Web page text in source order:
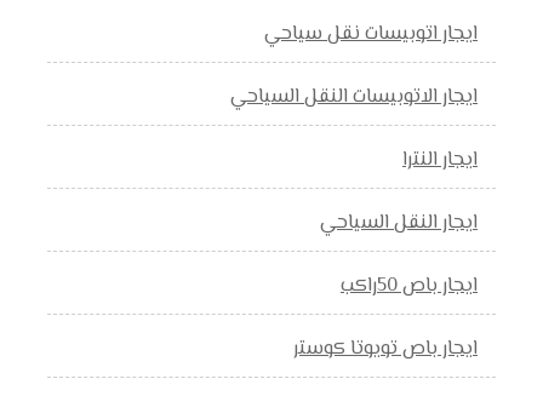
ايجار اتوبيسات نقل سياحي
ايجار الاتوبيسات النقل السياحي
ايجار النترا
ايجار النقل السياحي
ايجار باص 50راكب
ايجار باص تويوتا كوستر